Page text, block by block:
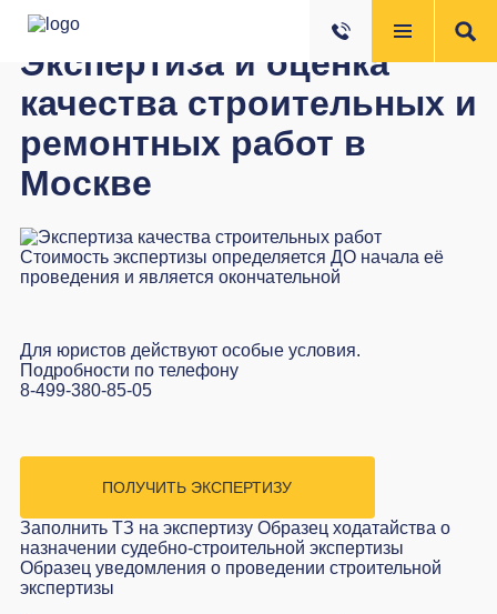
Экспертиза и оценка
качества строительных и
ремонтных работ в
Москве
Стоимость экспертизы определяется ДО начала её
проведения и является окончательной
Для юристов действуют особые условия.
Подробности по телефону
8-499-380-85-05
ПОЛУЧИТЬ ЭКСПЕРТИЗУ
Заполнить ТЗ на экспертизу Образец ходатайства о
назначении судебно-строительной экспертизы
Образец уведомления о проведении строительной
экспертизы